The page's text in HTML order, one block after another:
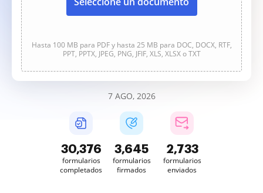
Hasta 100 MB para PDF y hasta 25 MB para DOC, DOCX, RTF,
PPT, PPTX, JPEG, PNG, JFIF, XLS, XLSX o TXT
7 AGO, 2026
30,379
formularios
completados
3,645
formularios
firmados
2,734
formularios
enviados